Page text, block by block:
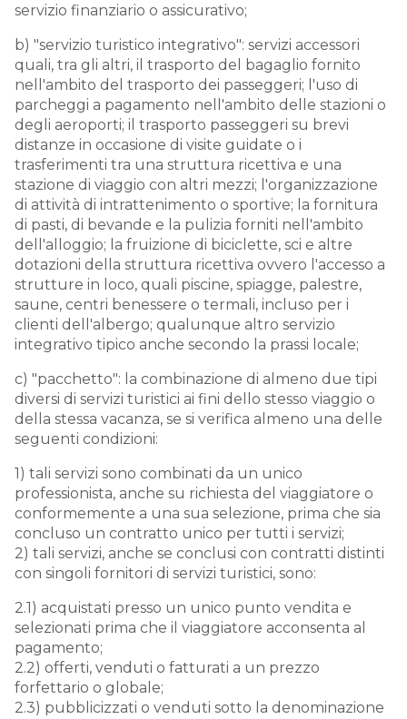
servizio finanziario o assicurativo;
b) "servizio turistico integrativo": servizi accessori
quali, tra gli altri, il trasporto del bagaglio fornito
nell'ambito del trasporto dei passeggeri; l'uso di
parcheggi a pagamento nell'ambito delle stazioni o
degli aeroporti; il trasporto passeggeri su brevi
distanze in occasione di visite guidate o i
trasferimenti tra una struttura ricettiva e una
stazione di viaggio con altri mezzi; l'organizzazione
di attività di intrattenimento o sportive; la fornitura
di pasti, di bevande e la pulizia forniti nell'ambito
dell'alloggio; la fruizione di biciclette, sci e altre
dotazioni della struttura ricettiva ovvero l'accesso a
strutture in loco, quali piscine, spiagge, palestre,
saune, centri benessere o termali, incluso per i
clienti dell'albergo; qualunque altro servizio
integrativo tipico anche secondo la prassi locale;
c) "pacchetto": la combinazione di almeno due tipi
diversi di servizi turistici ai fini dello stesso viaggio o
della stessa vacanza, se si verifica almeno una delle
seguenti condizioni:
1) tali servizi sono combinati da un unico
professionista, anche su richiesta del viaggiatore o
conformemente a una sua selezione, prima che sia
concluso un contratto unico per tutti i servizi;
2) tali servizi, anche se conclusi con contratti distinti
con singoli fornitori di servizi turistici, sono:
2.1) acquistati presso un unico punto vendita e
selezionati prima che il viaggiatore acconsenta al
pagamento;
2.2) offerti, venduti o fatturati a un prezzo
forfettario o globale;
2.3) pubblicizzati o venduti sotto la denominazione